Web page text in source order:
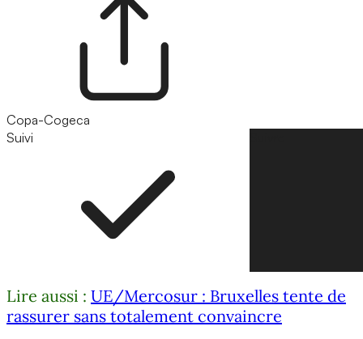
Copa-Cogeca
Suivi
Lire aussi : UE/Mercosur : Bruxelles tente de
rassurer sans totalement convaincre